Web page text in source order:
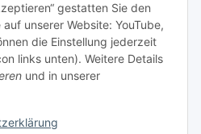
gestatten Sie den
unserer Website: YouTube,
die Einstellung jederzeit
links unten). Weitere Details
und in unserer